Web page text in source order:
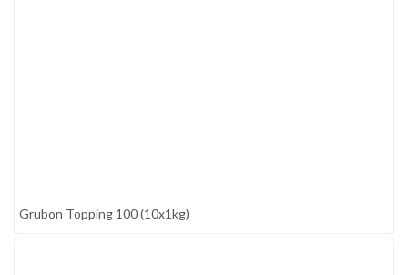
Grubon Topping 100 (10x1kg)